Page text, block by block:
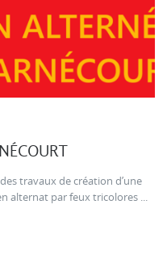
travaux de création d’une
alternat par feux tricolores ...